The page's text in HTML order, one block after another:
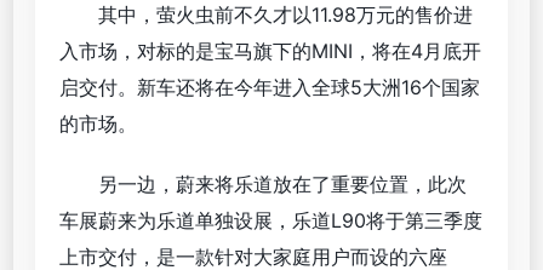
其中，萤火虫前不久才以11.98万元的售价进
入市场，对标的是宝马旗下的MINI，将在4月底开
启交付。新车还将在今年进入全球5大洲16个国家
的市场。
另一边，蔚来将乐道放在了重要位置，此次
车展蔚来为乐道单独设展，乐道L90将于第三季度
上市交付，是一款针对大家庭用户而设的六座